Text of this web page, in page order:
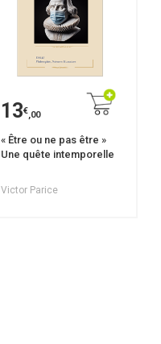
13€,00
« Être ou ne pas être »
Une quête intemporelle
Victor Parice